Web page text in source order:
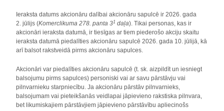
Ieraksta datums akcionāru dalībai akcionāru sapulcē ir 2026. gada
2. jūlijs (Komerclikuma 278. panta 31 daļa). Tikai personas, kas ir
akcionāri ieraksta datumā, ir tiesīgas ar tiem piederošo akciju skaitu
ieraksta datumā piedalīties akcionāru sapulcē 2026. gada 10. jūlijā, kā
arī balsot rakstveidā pirms akcionāru sapulces.
Akcionāri var piedalīties akcionāru sapulcē (t. sk. aizpildīt un iesniegt
balsojumu pirms sapulces) personiski vai ar savu pārstāvju vai
pilnvarnieku starpniecību. Ja akcionāru pārstāv pilnvarnieks,
balsojumam vai pieteikšanās veidlapai jāpievieno rakstiska pilnvara,
bet likumiskajiem pārstāvjiem jāpievieno pārstāvību apliecinošs